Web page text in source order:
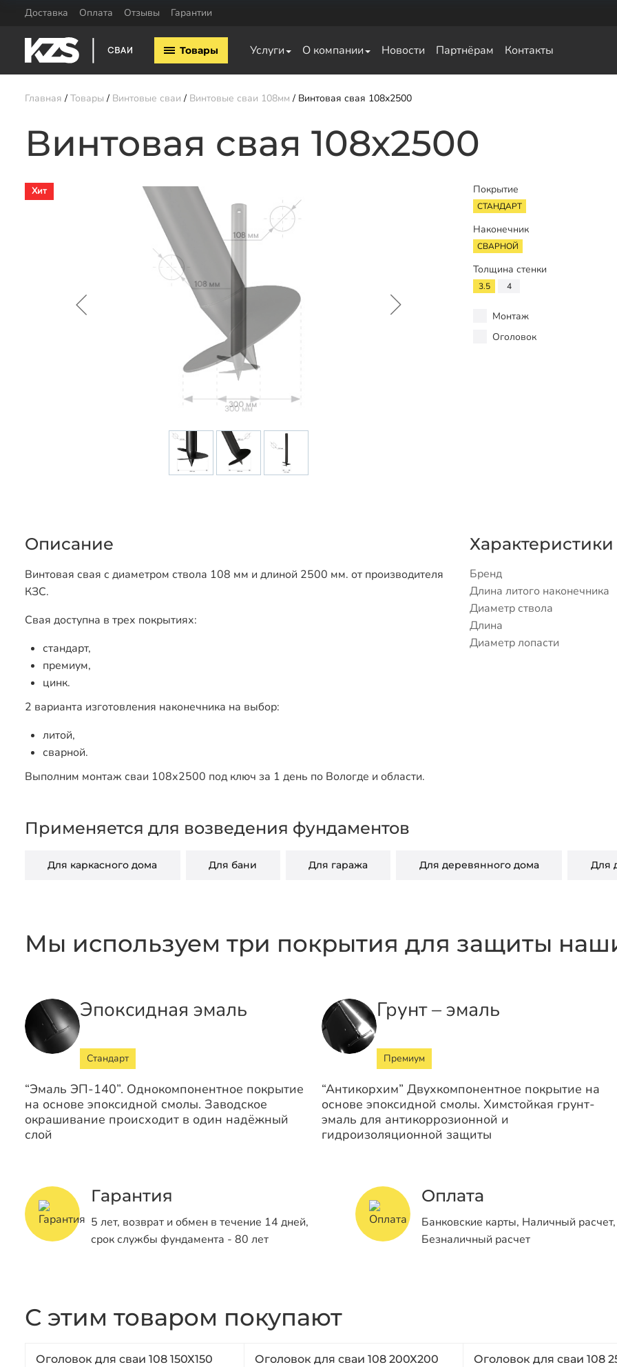
Доставка Оплата Отзывы Гарантии
Товары Услуги О компании Новости Партнёрам Контакты
Винтовые сваи 57мм
Винтовые сваи 108мм
Оголовки для винтовых свай
Главная Товары Винтовые сваи Винтовые сваи 108мм Винтовая свая 108х2500
Винтовая свая 108х2500
Хит Покрытие
СТАНДАРТ
Наконечник
СВАРНОЙ
Толщина стенки
3.5 4
Монтаж
Оголовок
Описание
Винтовая свая с диаметром ствола 108 мм и длиной 2500 мм. от производителя
КЗС.
Свая доступна в трех покрытиях:
стандарт,
премиум,
цинк.
2 варианта изготовления наконечника на выбор:
литой,
сварной.
Выполним монтаж сваи 108х2500 под ключ за 1 день по Вологде и области.
Характеристики
Бренд
Длина литого наконечника
Диаметр ствола
Длина
Диаметр лопасти
Применяется для возведения фундаментов
Для каркасного дома Для бани Для гаража Для деревянного дома Для
Мы используем три покрытия для защиты
Эпоксидная эмаль
Стандарт
“Эмаль ЭП-140”. Однокомпонентное покрытие
на основе эпоксидной смолы. Заводское
окрашивание происходит в один надёжный
слой
Грунт – эмаль
Премиум
“Антикорхим” Двухкомпонентное покрытие на
основе эпоксидной смолы. Химстойкая грунт-
эмаль для антикоррозионной и
гидроизоляционной защиты
Гарантия
5 лет, возврат и обмен в течение 14 дней,
срок службы фундамента - 80 лет
Оплата
Банковские карты, Наличный расчет,
Безналичный расчет
С этим товаром покупают
Оголовок для сваи 108 150Х150 Оголовок для сваи 108 200Х200 Оголовок для сваи 108